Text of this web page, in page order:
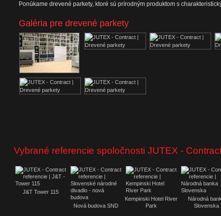
Ponúkame drevené parkety, ktoré sú prírodným produktom s
Galéria pre drevené parkety
Vybrané referencie spoločnosti JUTEX -
J&T Tower 115
Nová budova SND
Kempinski Hotel River
Park
Národná
Slovenska